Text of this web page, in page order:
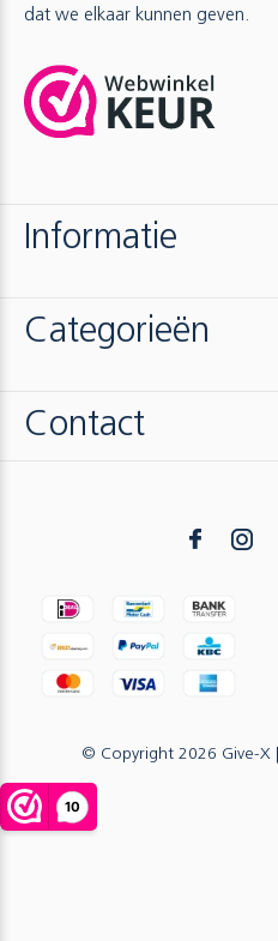
dat we elkaar kunnen geven.
Informatie
Categorieën
Contact
© Copyright 2026 Give-X